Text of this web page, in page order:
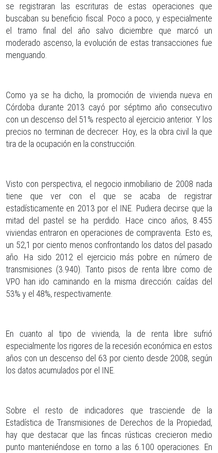
se registraran las escrituras de estas operaciones que
buscaban su beneficio fiscal. Poco a poco, y especialmente
el tramo final del año salvo diciembre que marcó un
moderado ascenso, la evolución de estas transacciones fue
menguando.
Como ya se ha dicho, la promoción de vivienda nueva en
Córdoba durante 2013 cayó por séptimo año consecutivo
con un descenso del 51% respecto al ejercicio anterior. Y los
precios no terminan de decrecer. Hoy, es la obra civil la que
tira de la ocupación en la construcción.
Visto con perspectiva, el negocio inmobiliario de 2008 nada
tiene que ver con el que se acaba de registrar
estadísticamente en 2013 por el INE. Pudiera decirse que la
mitad del pastel se ha perdido. Hace cinco años, 8.455
viviendas entraron en operaciones de compraventa. Esto es,
un 52,1 por ciento menos confrontando los datos del pasado
año. Ha sido 2012 el ejercicio más pobre en número de
transmisiones (3.940). Tanto pisos de renta libre como de
VPO han ido caminando en la misma dirección: caídas del
53% y el 48%, respectivamente.
En cuanto al tipo de vivienda, la de renta libre sufrió
especialmente los rigores de la recesión económica en estos
años con un descenso del 63 por ciento desde 2008, según
los datos acumulados por el INE.
Sobre el resto de indicadores que trasciende de la
Estadística de Transmisiones de Derechos de la Propiedad,
hay que destacar que las fincas rústicas crecieron medio
punto manteniéndose en torno a las 6.100 operaciones. En